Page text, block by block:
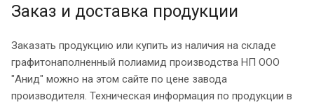
Заказ и доставка продукции
Заказать продукцию или купить из наличия на складе
графитонаполненный полиамид производства НП ООО
"Анид" можно на этом сайте по цене завода
производителя. Техническая информация по продукции в